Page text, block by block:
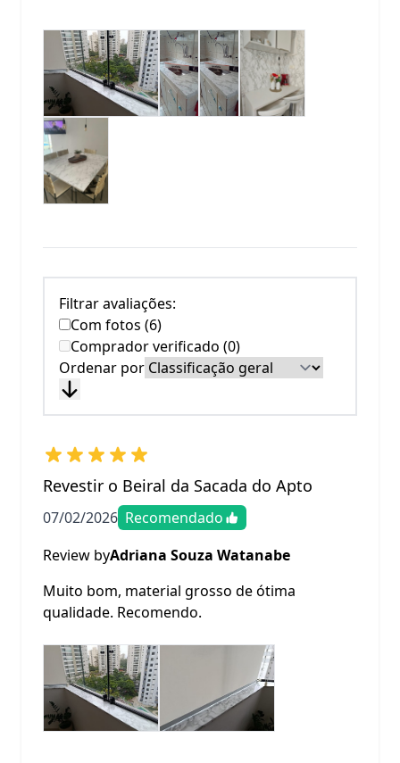
Filtrar avaliações:
Com fotos (6)
Comprador verificado (0)
Ordenar por
Revestir o Beiral da Sacada do Apto
07/02/2026 Recomendado
Review byAdriana Souza Watanabe
Muito bom, material grosso de ótima
qualidade. Recomendo.